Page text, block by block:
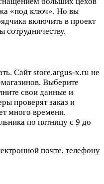
«под ключ». Но вы
включить в проект
сотрудничеству.
Сайт store.argus-x.ru не
Выберите
свои данные и
проверят заказ и
много времени.
по пятницу с 9 до
почте, телефону